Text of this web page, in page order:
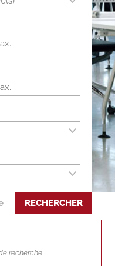
RECHERCHER
recherche